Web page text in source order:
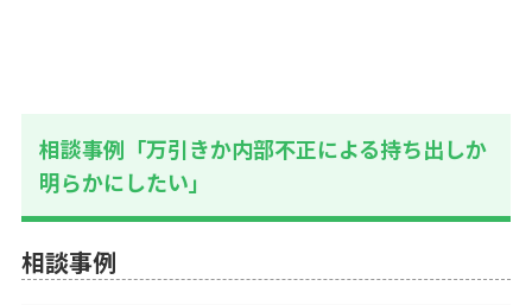
相談事例「万引きか内部不正による持ち出しか
明らかにしたい」
相談事例